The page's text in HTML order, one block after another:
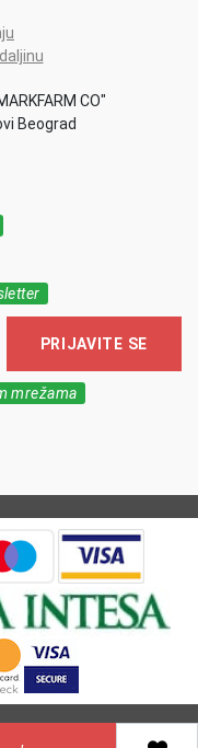
CO"
Beograd
PRIJAVITE SE
mrežama